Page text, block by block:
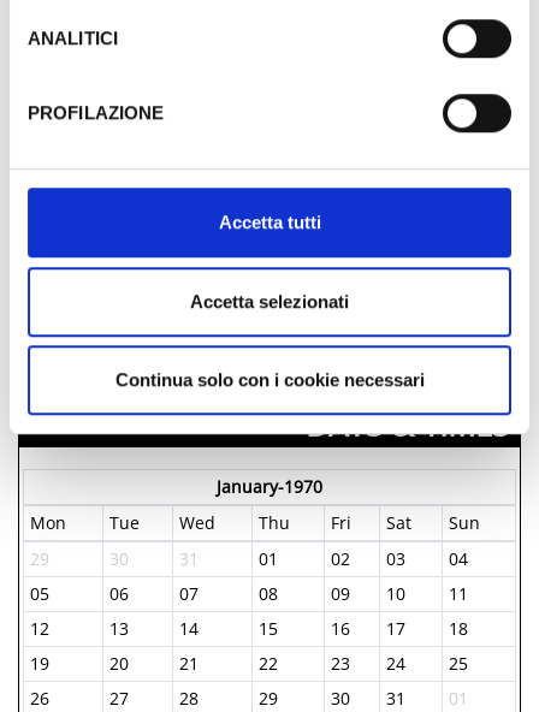
l’implementazione di misure supplementari di sicurezza a
Tutela dei navigatori, che abbiamo valutato essere
informazioni complete sul trattamento dati clicca qui:
ANALITICI
PROFILAZIONE
Accetta tutti
Accetta selezionati
Continua solo con i cookie necessari
FREE
DAYS & TIMES
January-1970
Mon
Tue Wed Thu Fri Sat
Sun
29
30 31 01 02 03
04
05
06 07 08 09 10
11
12
13 14 15 16 17
18
19
20 21 22 23 24
25
26
27 28 29 30 31
01